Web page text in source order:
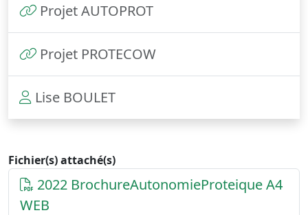
Projet AUTOPROT
Projet PROTECOW
Lise BOULET
Fichier(s) attaché(s)
2022 BrochureAutonomieProteique A4
WEB